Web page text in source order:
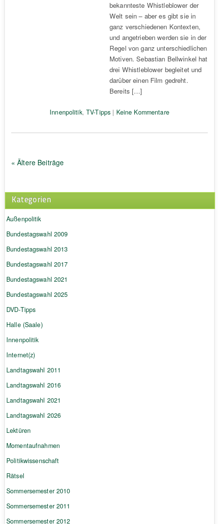
bekannteste Whistleblower der
Welt sein – aber es gibt sie in
ganz verschiedenen Kontexten,
und angetrieben werden sie in der
Regel von ganz unterschiedlichen
Motiven. Sebastian Bellwinkel hat
drei Whistleblower begleitet und
darüber einen Film gedreht.
Bereits […]
Innenpolitik,TV-Tipps | Keine Kommentare
« Ältere Beiträge
Kategorien
Außenpolitik
Bundestagswahl 2009
Bundestagswahl 2013
Bundestagswahl 2017
Bundestagswahl 2021
Bundestagswahl 2025
DVD-Tipps
Halle (Saale)
Innenpolitik
Internet(z)
Landtagswahl 2011
Landtagswahl 2016
Landtagswahl 2021
Landtagswahl 2026
Lektüren
Momentaufnahmen
Politikwissenschaft
Rätsel
Sommersemester 2010
Sommersemester 2011
Sommersemester 2012